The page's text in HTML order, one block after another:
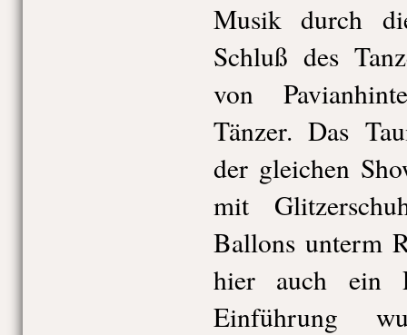
Musik durch
Schluß des
von
Tänzer. Das
der gleichen
mit
Ballons unterm
hier auch ein
Einführung